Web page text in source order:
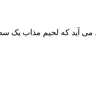
می آيد که لحيم مذاب يک